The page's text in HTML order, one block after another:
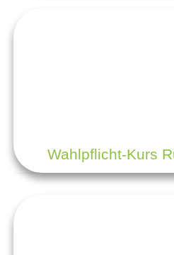
Wahlpflicht-Kurs